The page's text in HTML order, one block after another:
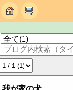
我が家の犬